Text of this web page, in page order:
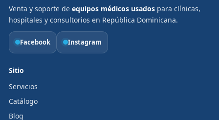
Venta y soporte de equipos médicos usadospara clínicas,
hospitales y consultorios en República Dominicana.
Facebook Instagram
Sitio
Servicios
Catálogo
Blog